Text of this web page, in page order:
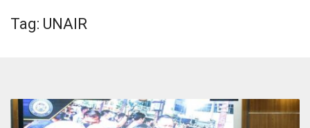
Tag: UNAIR